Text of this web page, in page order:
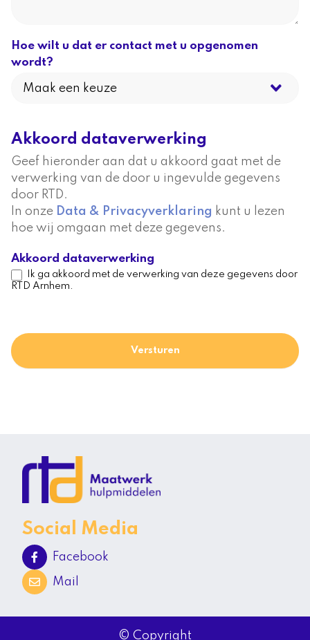
Hoe wilt u dat er contact met u opgenomen
wordt?
Akkoord dataverwerking
Geef hieronder aan dat u akkoord gaat met de
verwerking van de door u ingevulde gegevens
door RTD.
In onze Data & Privacyverklaring kunt u lezen
hoe wij omgaan met deze gegevens.
Akkoord dataverwerking
Ik ga akkoord met de verwerking van deze gegevens door
RTD Arnhem.
Versturen
Social Media
Facebook
Mail
© Copyright